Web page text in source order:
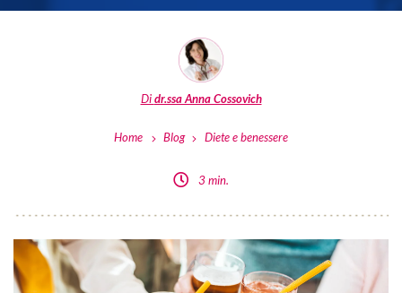
Didr.ssa Anna Cossovich
Home Blog Diete e benessere
3 min.